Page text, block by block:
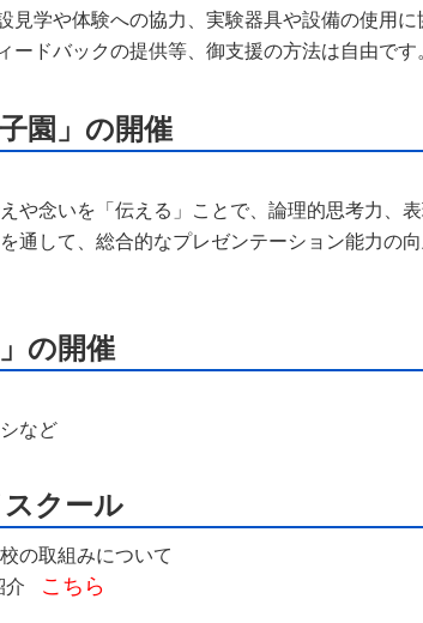
学や体験への協力、実験器具や設備の使用に
ドバックの提供等、御支援の方法は自由です
園」の開催
や念いを「伝える」ことで、論理的思考力、表
通して、総合的なプレゼンテーション能力の
の開催
など
クール
の取組みについて
介
こちら